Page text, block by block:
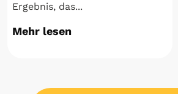
Ergebnis, das...
Mehr lesen